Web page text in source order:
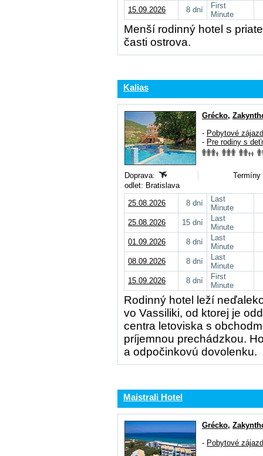
15.09.2026
8 dní
First
Minute
Menší rodinný hotel s
časti ostrova.
Kalias
Grécko,
- Pobytové
- Pre rodiny s
Doprava:
Termíny
odlet: Bratislava
25.08.2026
8 dní
Last
Minute
25.08.2026
15 dní
Last
Minute
01.09.2026
8 dní
Last
Minute
08.09.2026
8 dní
Last
Minute
15.09.2026
8 dní
First
Minute
Rodinný hotel leží
vo Vassiliki, od ktorej je
centra letoviska s
príjemnou prechádzkou.
a odpočinkovú dovolenku.
Maistrali Hotel
Grécko,
- Pobytové